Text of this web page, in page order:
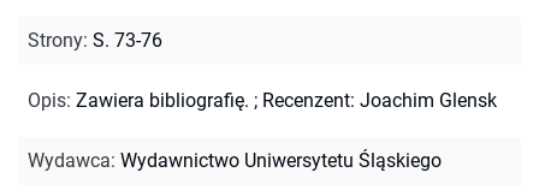
Strony: S. 73-76
Opis: Zawiera bibliografię. ; Recenzent: Joachim Glensk
Wydawca: Wydawnictwo Uniwersytetu Śląskiego